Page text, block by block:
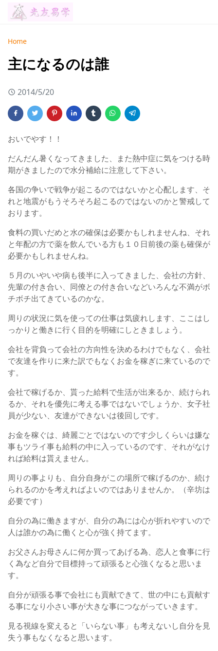
Home
主になるのは誰
2014/5/20
おいでやす！！
だんだん暑くなってきました、また熱中症に気をつける時
期がきましたので水分補給に注意して下さい。
各国の争いで戦争が起こるのではないかと心配します、そ
れと地震がもうそろそろ起こるのではないのかと警戒して
おります。
食料の買いだめと水の確保は必要かもしれませんね、それ
と年配の方で薬を飲んでいる方も１０日前後の薬も確保が
必要かもしれませんね。
５月のいやいや病も後半に入ってきました、会社の方針、
先輩の付き合い、同僚との付き合いなどいろんな不満がボ
チボチ出てきているのかな。
周りの状況に気を使っての仕事は気疲れします、ここはし
っかりと働きに行く目的を明確にしときましょう。
会社を背負って会社の方向性を決めるわけでもなく、会社
で友達を作りに来た訳でもなくお金を稼ぎに来ているので
す。
会社で稼げるか、貰った給料で生活が出来るか、続けられ
るか、それを優先に考える事ではないでしょうか、女子社
員が少ない、友達ができないは後回しです。
お金を稼ぐは、綺麗ごとではないのです少しくらいは嫌な
事もツライ事も給料の中に入っているのです、それがなけ
れば給料は貰えません。
周りの事よりも、自分自身がこの場所で稼げるのか、続け
られるのかを考えればよいのではありませんか。（辛坊は
必要です）
自分の為に働きますが、自分の為には心が折れやすいので
人は誰かの為に働くと心が強く持てます。
お父さんお母さんに何か買ってあげる為、恋人と食事に行
く為など自分で目標持って頑張ると心強くなると思いま
す。
自分が頑張る事で会社にも貢献できて、世の中にも貢献す
る事になり小さい事が大きな事につながっていきます。
見る視線を変えると「いらない事」も考えないし自分を見
失う事もなくなると思います。